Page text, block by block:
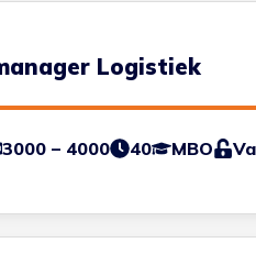
Logistiek
3000 – 4000 40 MBO